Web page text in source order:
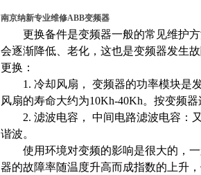
南京纳新专业维修ABB变频器
更换备件是变频器一般的常见维护方
会逐渐降低、老化，这也是变频器发生
更换：
1. 冷却风扇， 变频器的功率模块是发
风扇的寿命大约为10Kh-40Kh。按变频
2. 滤波电容， 中间电路滤波电容：又
谐波。
使用环境对变频的影响是很大的，一
器的故障率随温度升高而成指数的上升